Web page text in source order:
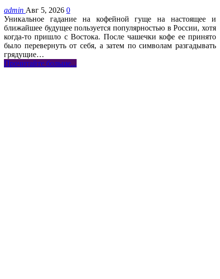
admin Авг 5, 2026 0
Уникальное гадание на кофейной гуще на настоящее и
ближайшее будущее пользуется популярностью в России, хотя
когда-то пришло с Востока. После чашечки кофе ее принято
было перевернуть от себя, а затем по символам разгадывать
грядущие…
Прочитайте больше...